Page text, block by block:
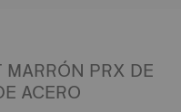
PRX DE
ACERO